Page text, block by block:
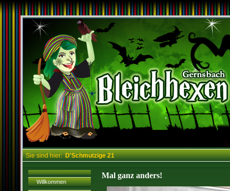
Sie sind hier:D'Schmutzige 21
Willkommen
Mal ganz anders!